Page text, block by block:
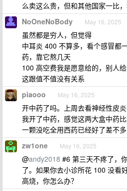
么卖这么贵，但和其他国家一比
NoOneNoBody May 16, 2025
虽然都是穷人，但觉得
中耳炎 400 不算多，看个感冒都
药，靠它熬几天
100 高空费我是愿意给的，别人
这跟值不值没有关系
piaooo May 16, 2025
开中药了吗。上周去看神经性皮
我开了中药，感觉这两大盒中药
一颗没吃全用西药已经好了差不多
zw1one May 16, 2025
@andy2018 #6 第三天不疼了，
了。如果你去小诊所花 100 没看
高烧，你怎么办？